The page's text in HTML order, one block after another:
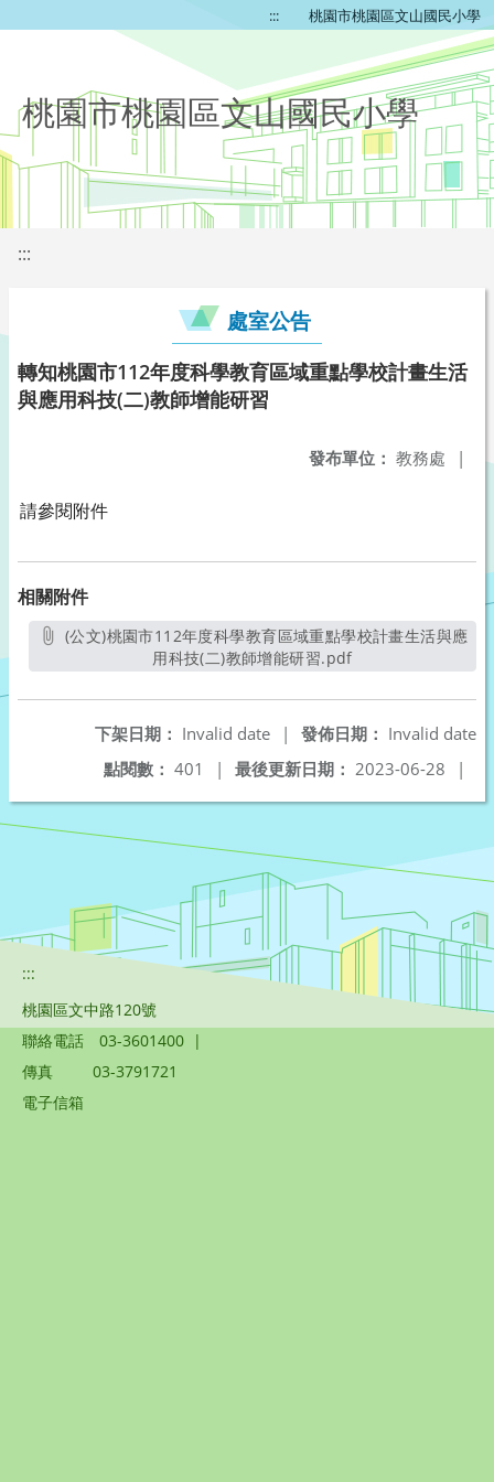
::: 桃園市桃園區文山國民小學
桃園市桃園區文山國民小學
:::
處室公告
轉知桃園市112年度科學教育區域重點學校計畫生活
與應用科技(二)教師增能研習
發布單位： 教務處 |
請參閱附件
相關附件
用科技(二)教師增能研習.pdf另開新視窗
發佈日期： Invalid date
下架日期： Invalid date
|
最後更新日期： 2023-06-28 |
點閱數： 401 |
:::
桃園區文中路120號
聯絡電話
03-3601400 |
傳真
03-3791721
電子信箱